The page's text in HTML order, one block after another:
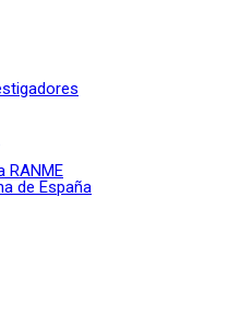
RANME
de España